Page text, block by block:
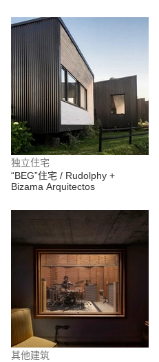
独立住宅
“BEG”住宅 / Rudolphy +
Bizama Arquitectos
其他建筑